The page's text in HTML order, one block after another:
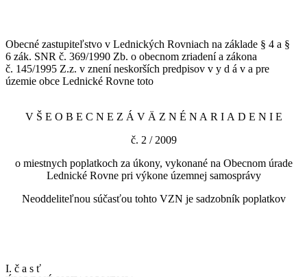
Obecné zastupiteľstvo v Lednických Rovniach na základe § 4 a §
6 zák. SNR č. 369/1990 Zb. o obecnom zriadení a zákona
č. 145/1995 Z.z. v znení neskorších predpisov v y d á v a pre
územie obce Lednické Rovne toto
V Š E O B E C N E Z Á V Ä Z N É N A R I A D E N I E
č. 2 / 2009
o miestnych poplatkoch za úkony, vykonané na Obecnom úrade
Lednické Rovne pri výkone územnej samosprávy
Neoddeliteľnou súčasťou tohto VZN je sadzobník poplatkov
I. č a s ť